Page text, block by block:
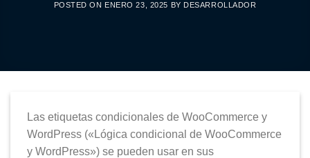
POSTED ON ENERO 23, 2025 BY DESARROLLADOR
Las etiquetas condicionales de WooCommerce y
WordPress («Lógica condicional de WooCommerce
y WordPress») se pueden usar en sus